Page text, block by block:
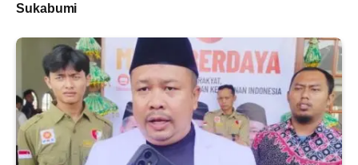
Sukabumi